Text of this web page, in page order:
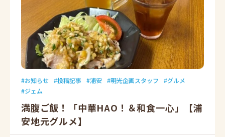
お知らせ 投稿記事 浦安 明光企画スタッフ
グルメ
ジェム
満腹ご飯！「中華HAO！＆和食一心」【浦
安地元グルメ】